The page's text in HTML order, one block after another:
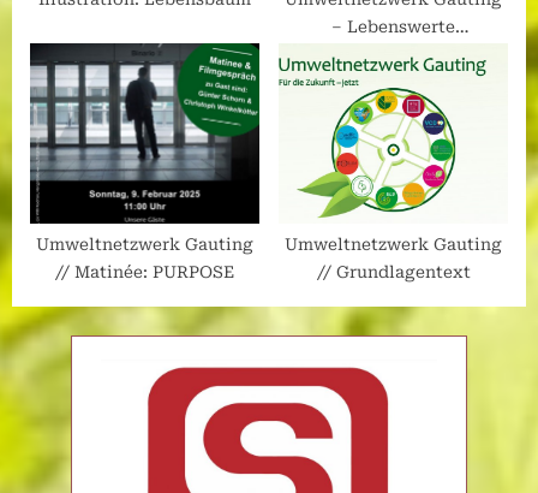
– Lebenswerte
Aktionswoche
Umweltnetzwerk Gauting
// Matinée: PURPOSE
Umweltnetzwerk Gauting
// Grundlagentext